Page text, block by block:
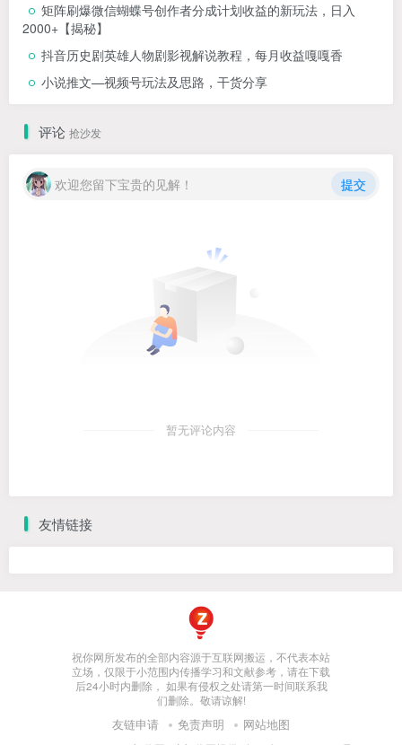
矩阵刷爆微信蝴蝶号创作者分成计划收益的新玩法，日入
2000+【揭秘】
抖音历史剧英雄人物剧影视解说教程，每月收益嘎嘎香
小说推文—视频号玩法及思路，干货分享
评论 抢沙发
欢迎您留下宝贵的见解！ 提交
暂无评论内容
友情链接
祝你网所发布的全部内容源于互联网搬运，不代表本站
立场，仅限于小范围内传播学习和文献参考，请在下载
后24小时内删除， 如果有侵权之处请第一时间联系我
们删除。敬请谅解!
友链申请 免责声明 网站地图